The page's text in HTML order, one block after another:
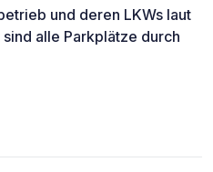
und deren LKWs laut
alle Parkplätze durch